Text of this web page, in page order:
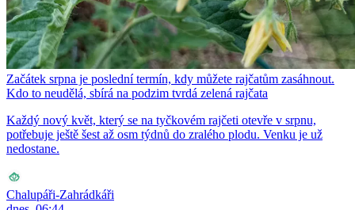
Začátek srpna je poslední termín, kdy můžete rajčatům zasáhnout.
Kdo to neudělá, sbírá na podzim tvrdá zelená rajčata
Každý nový květ, který se na tyčkovém rajčeti otevře v srpnu,
potřebuje ještě šest až osm týdnů do zralého plodu. Venku je už
nedostane.
Chalupáři-Zahrádkáři